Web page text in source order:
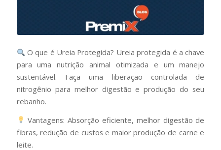
O que é Ureia Protegida? Ureia protegida é a chave
para uma nutrição animal otimizada e um manejo
sustentável. Faça uma liberação controlada de
nitrogênio para melhor digestão e produção do seu
rebanho.
Vantagens: Absorção eficiente, melhor digestão de
fibras, redução de custos e maior produção de carne e
leite.